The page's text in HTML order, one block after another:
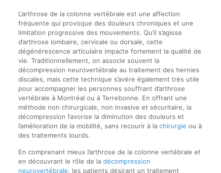
L’arthrose de la colonne vertébrale est une affection
fréquente qui provoque des douleurs chroniques et une
limitation progressive des mouvements. Qu’il s’agisse
d’arthrose lombaire, cervicale ou dorsale, cette
dégénérescence articulaire impacte fortement la qualité de
vie. Traditionnellement, on associe souvent la
décompression neurovertébrale au traitement des hernies
discales, mais cette technique s’avère également très utile
pour accompagner les personnes souffrant d’arthrose
vertébrale à Montréal ou à Terrebonne. En offrant une
méthode non chirurgicale, non invasive et sécuritaire, la
décompression favorise la diminution des douleurs et
l’amélioration de la mobilité, sans recourir à la chirurgie ou à
des traitements lourds.
En comprenant mieux l’arthrose de la colonne vertébrale et
en découvrant le rôle de la décompression
neurovertébrale, les patients désirant un traitement